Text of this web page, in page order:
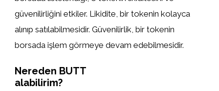
güvenilirliğini etkiler. Likidite, bir tokenin kolayca
alınıp satılabilmesidir. Güvenilirlik, bir tokenin
borsada işlem görmeye devam edebilmesidir.
Nereden BUTT
alabilirim?